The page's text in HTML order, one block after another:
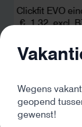
Clickfit EVO
€1,32 excl.
Wegens
geopend
gewenst!